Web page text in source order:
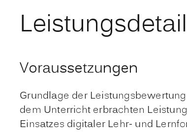
Voraussetzungen
Grundlage der
dem Unterricht erbrachten
Einsatzes digitaler Lehr- und